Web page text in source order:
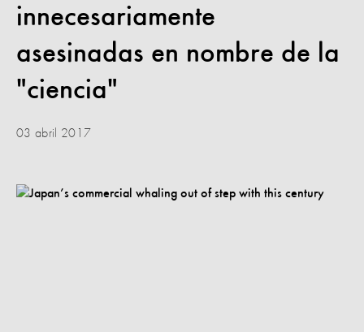
innecesariamente
asesinadas en nombre de la
"ciencia"
03 abril 2017